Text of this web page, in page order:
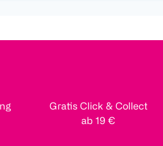
Gratis Click & Collect
ab 19 €